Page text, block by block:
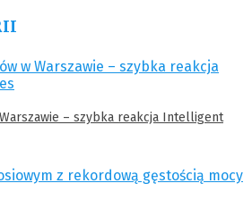
– szybka reakcja Intelligent